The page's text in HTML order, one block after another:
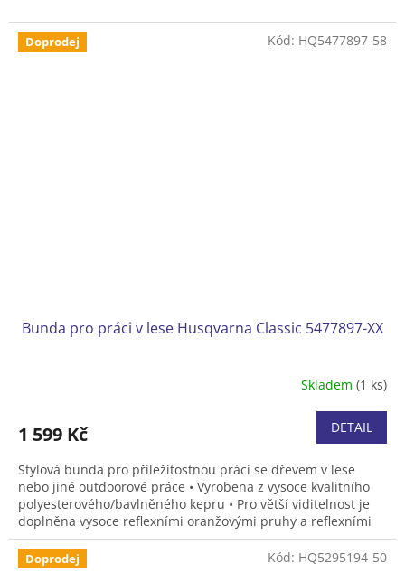
Doprodej
Bunda pro práci v lese Husqvarna Classic 5477897-XX
Skladem (1 ks)
1 599 Kč DETAIL
Stylová bunda pro příležitostnou práci se dřevem v lese
nebo jiné outdoorové práce • Vyrobena z vysoce kvalitního
polyesterového/bavlněného kepru • Pro větší viditelnost je
doplněna vysoce reflexními oranžovými pruhy a reflexními
logy. • Má dvě přední kapsy a kapsu na hrudi • V bundě se
vám bude pracovat pohodlně a bezpečně, díky vyjímečné
viditelnosti. • Velikosti S, M, L, XL a XXL
Kód: HQ5477897-58
Doprodej Kód: HQ5295194-50